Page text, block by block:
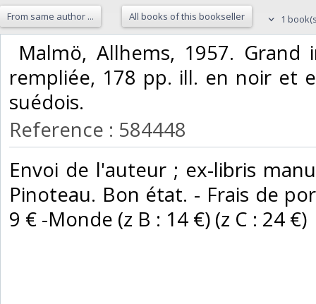
From same author ... All books of this bookseller 1
Malmö, Allhems, 1957.
rempliée, 178 pp. ill. en noir et
suédois. ‎
Reference : 584448
‎Envoi de l'auteur ; ex-libris
Pinoteau. Bon état. - Frais de
9 € -Monde (z B : 14 €) (z C : 24 €) ‎